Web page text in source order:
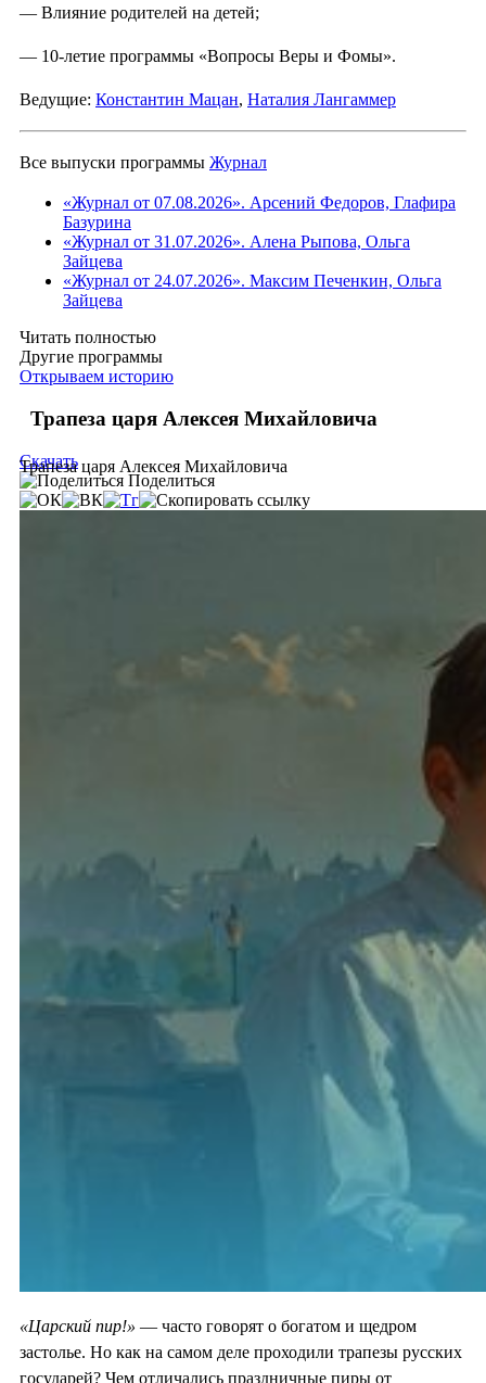
— Влияние родителей на детей;
— 10-летие программы «Вопросы Веры и Фомы».
Ведущие: Константин Мацан, Наталия Лангаммер
Все выпуски программы Журнал
«Журнал от 07.08.2026». Арсений Федоров, Глафира
Базурина
«Журнал от 31.07.2026». Алена Рыпова, Ольга
Зайцева
«Журнал от 24.07.2026». Максим Печенкин, Ольга
Зайцева
Читать полностью
Другие программы
Открываем историю
Трапеза царя Алексея Михайловича
Трапеза царя Алексея Михайловича
Скачать
Поделиться
«Царский пир!» — часто говорят о богатом и щедром
застолье. Но как на самом деле проходили трапезы русских
государей? Чем отличались праздничные пиры от